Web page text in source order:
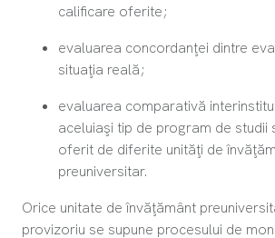
calificare oferite;
evaluarea concordanţei dintre
situaţia reală;
evaluarea comparativă
aceluiaşi tip de program de studii
oferit de diferite unităţi de
preuniversitar.
Orice unitate de învăţământ
provizoriu se supune procesului de